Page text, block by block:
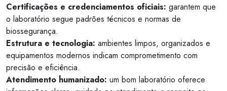
Certificações e credenciamentos oficiais: garantem que
o laboratório segue padrões técnicos e normas de
biossegurança.
Estrutura e tecnologia: ambientes limpos, organizados e
equipamentos modernos indicam comprometimento com
precisão e eficiência.
Atendimento humanizado: um bom laboratório oferece